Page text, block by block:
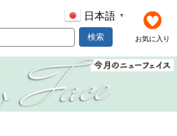
お気に入り
日本語 ▼
検索